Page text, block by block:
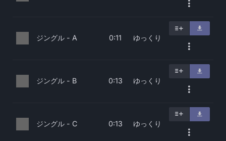
ジングル - A 0:11 ゆっくり
ジングル - B 0:13 ゆっくり
ジングル - C 0:13 ゆっくり